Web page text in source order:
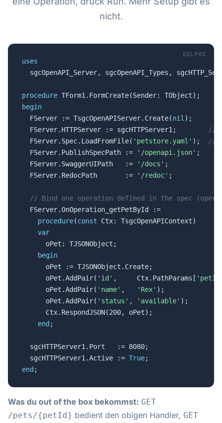
nicht.
DELPHI
uses
sgcOpenAPI_Server, sgcOpenAPI_Types,
procedure
begin
FServer := TsgcOpenAPIServer.Create(nil );
  FServer.HTTPServer := sgcHTTPServer1;
//
  FServer.Spec.LoadFromFile(
'petstore.yaml' );
//
  FServer.PublishSpecPath :=
'/openapi.json' ;
  FServer.SwaggerUIPath   :=
'/docs' ;
  FServer.RedocPath       :=
'/redoc' ;
// Bind one operation defined in the spec
  FServer.OnOperation_getPetById :=
procedure(const Ctx: TsgcOpenAPIContext)
var
      oPet: TJSONObject;
begin
      oPet := TJSONObject.Create;
      oPet.AddPair(
'id' ,     Ctx.PathParams[
      oPet.AddPair(
'name' , 'Rex' );
      oPet.AddPair(
'status' , 'available' );
      Ctx.RespondJSON(200, oPet);
end ;
  sgcHTTPServer1.Port   := 8080;
  sgcHTTPServer1.Active :=
True
end ;
Was du out of the box bekommst: GET
/pets/{petId} bedient den obigen Handler, GET